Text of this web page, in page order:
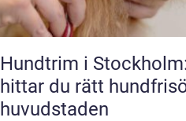
Hundtrim i
hittar du rätt
huvudstaden